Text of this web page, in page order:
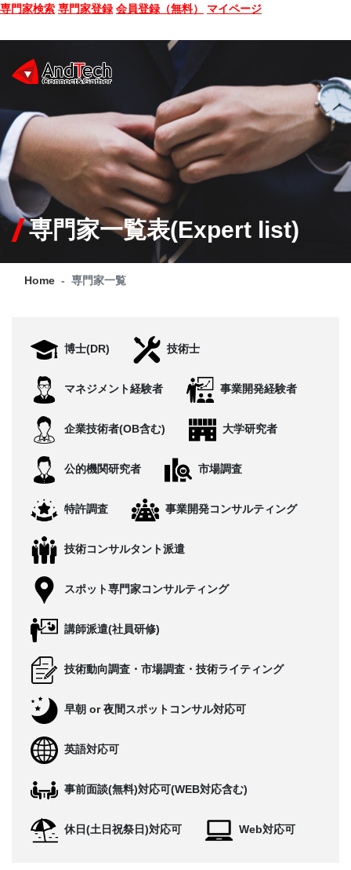
専門家検索 専門家登録 会員登録（無料） マイページ
SEMINAR
BOOK
CONSULTING
SERVICE
Q&A
CONTACT
専門家一覧表(Expert list)
Home 専門家一覧
博士(DR) 技術士
マネジメント経験者 事業開発経験者
企業技術者(OB含む) 大学研究者
公的機関研究者 市場調査
特許調査 事業開発コンサルティング
技術コンサルタント派遣
スポット専門家コンサルティング
講師派遣(社員研修)
技術動向調査・市場調査・技術ライティング
早朝 or 夜間スポットコンサル対応可
英語対応可
事前面談(無料)対応可(WEB対応含む)
休日(土日祝祭日)対応可 Web対応可